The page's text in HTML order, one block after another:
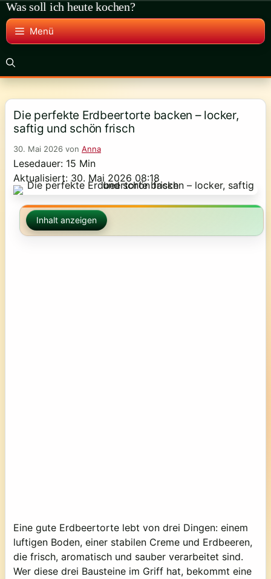
Zum
Inhalt
springen
Was soll ich heute kochen?
Menü
Die perfekte Erdbeertorte backen – locker,
saftig und schön frisch
30. Mai 2026 von Anna
Lesedauer: 15 Min
Aktualisiert: 30. Mai 2026 08:18
Inhalt anzeigen
Eine gute Erdbeertorte lebt von drei Dingen: einem
luftigen Boden, einer stabilen Creme und Erdbeeren,
die frisch, aromatisch und sauber verarbeitet sind.
Wer diese drei Bausteine im Griff hat, bekommt eine